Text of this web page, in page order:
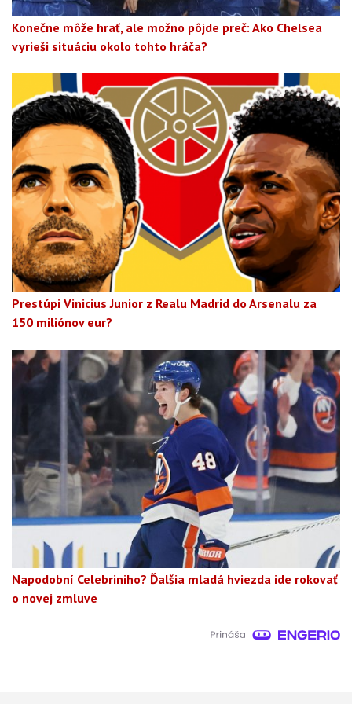
Konečne môže hrať, ale možno pôjde preč: Ako Chelsea
vyrieši situáciu okolo tohto hráča?
Prestúpi Vinicius Junior z Realu Madrid do Arsenalu za
150 miliónov eur?
Napodobní Celebriniho? Ďalšia mladá hviezda ide rokovať
o novej zmluve